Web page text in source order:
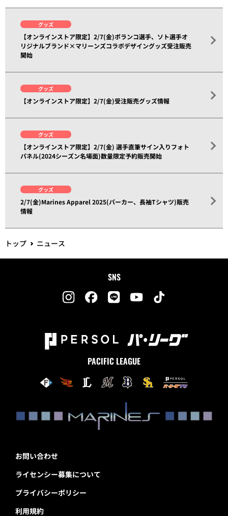
グッズ
【オンラインストア限定】2/7(金)ポランコ選手、ソト選手オ
リジナルブランド×マリーンズコラボデザイングッズ受注販売
開始
グッズ
【オンラインストア限定】2/7(金)受注販売グッズ情報
グッズ
【オンラインストア限定】2/7(金) 選手直筆サイン入りフォト
パネル(2024シーズン名場面)数量限定予約販売開始
グッズ
2/7(金)Marines Apparel 2025(パーカー、長袖Tシャツ)販売
情報
トップ ニュース
SNS
PACIFIC LEAGUE
お問い合わせ
ライセンシー募集について
プライバシーポリシー
利用規約